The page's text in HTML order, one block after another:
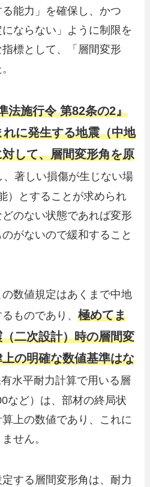
能力」を確保し、かつ
にならない」ように制限を
標として、「層間変形
法施行令 第82条の2』
れに発生する地震（中地
して、層間変形角を原
、著しい損傷が生じない場
）とすることが求められ
のない状態であれば変形
がないので緩和すること
数値規定はあくまで中地
ものであり、極めてま
二次設計）時の層間変
の明確な数値基準はな
水平耐力計算で用いる層
など）は、部材の終局状
上の数値であり、これに
せん。
する層間変形角は、耐力